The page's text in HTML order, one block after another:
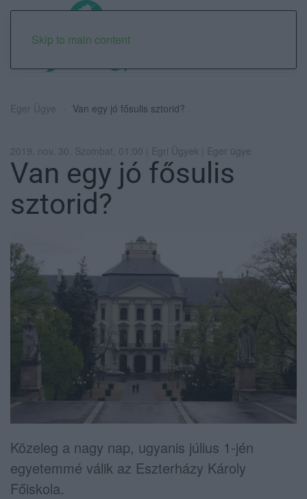
Skip to main content
Eger Ügye Van egy jó fősulis sztorid?
2019. nov. 30. Szombat, 01:00 | Egri Ügyek | Eger ügye
Van egy jó fősulis
sztorid?
Közeleg a nagy nap, ugyanis július 1-jén
egyetemmé válik az Eszterházy Károly
Főiskola.